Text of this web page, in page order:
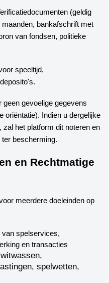
(geldig
bankafschrift met
van fondsen, politieke
speeltijd,
gevoelige gegevens
oriëntatie). Indien u dergelijke
het platform dit noteren en
bescherming.
en Rechtmatige
meerdere doeleinden op
van spelservices,
en transacties
spelwetten,